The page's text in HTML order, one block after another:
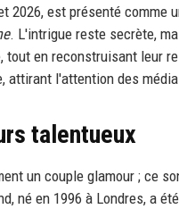
2026, est présenté comme
. L'intrigue reste secrète,
en reconstruisant leur
attirant l'attention des
talentueux
un couple glamour ; ce
né en 1996 à Londres, a